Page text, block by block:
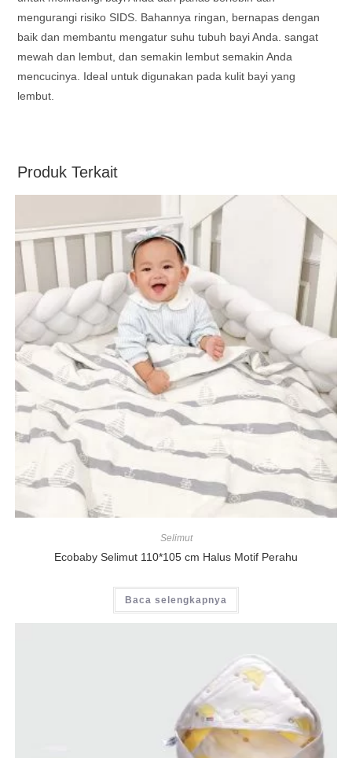
mengurangi risiko SIDS. Bahannya ringan, bernapas dengan
baik dan membantu mengatur suhu tubuh bayi Anda. sangat
mewah dan lembut, dan semakin lembut semakin Anda
mencucinya. Ideal untuk digunakan pada kulit bayi yang
lembut.
Produk Terkait
Selimut
Ecobaby Selimut 110*105 cm Halus Motif Perahu
Baca selengkapnya